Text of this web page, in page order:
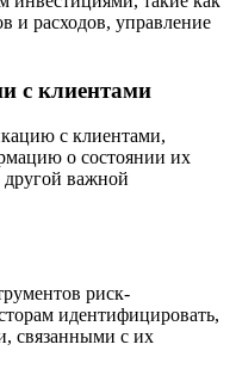
и расходов, управление
с клиентами
с клиентами,
о состоянии их
важной
риск-
идентифицировать,
связанными с их